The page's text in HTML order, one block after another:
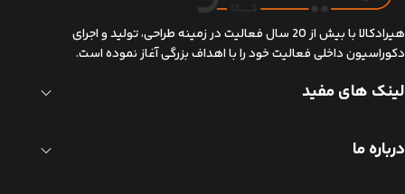
هیرادکالا با بیش از 20 سال فعالیت در زمینه طراحی، تولید و اجرای
دکوراسیون داخلی فعالیت خود را با اهداف بزرگی آغاز نموده است.
لینک های مفید
درباره ما